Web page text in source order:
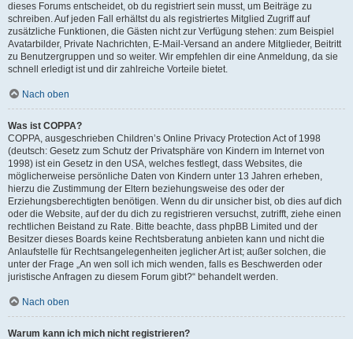
dieses Forums entscheidet, ob du registriert sein musst, um Beiträge zu
schreiben. Auf jeden Fall erhältst du als registriertes Mitglied Zugriff auf
zusätzliche Funktionen, die Gästen nicht zur Verfügung stehen: zum Beispiel
Avatarbilder, Private Nachrichten, E-Mail-Versand an andere Mitglieder, Beitritt
zu Benutzergruppen und so weiter. Wir empfehlen dir eine Anmeldung, da sie
schnell erledigt ist und dir zahlreiche Vorteile bietet.
Nach oben
Was ist COPPA?
COPPA, ausgeschrieben Children’s Online Privacy Protection Act of 1998
(deutsch: Gesetz zum Schutz der Privatsphäre von Kindern im Internet von
1998) ist ein Gesetz in den USA, welches festlegt, dass Websites, die
möglicherweise persönliche Daten von Kindern unter 13 Jahren erheben,
hierzu die Zustimmung der Eltern beziehungsweise des oder der
Erziehungsberechtigten benötigen. Wenn du dir unsicher bist, ob dies auf dich
oder die Website, auf der du dich zu registrieren versuchst, zutrifft, ziehe einen
rechtlichen Beistand zu Rate. Bitte beachte, dass phpBB Limited und der
Besitzer dieses Boards keine Rechtsberatung anbieten kann und nicht die
Anlaufstelle für Rechtsangelegenheiten jeglicher Art ist; außer solchen, die
unter der Frage „An wen soll ich mich wenden, falls es Beschwerden oder
juristische Anfragen zu diesem Forum gibt?“ behandelt werden.
Nach oben
Warum kann ich mich nicht registrieren?